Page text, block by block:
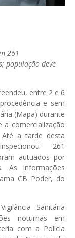
261
população deve
entre 2 e 6
e sem
(Mapa) durante
a comercialização
Até a tarde desta
261
autuados por
As informações
CB Poder, do
Sanitária
noturnas em
com a Polícia